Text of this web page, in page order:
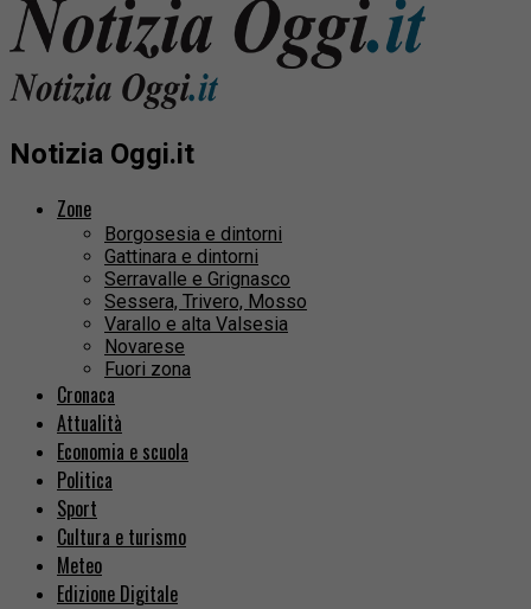
Notizia Oggi.it
Zone
Borgosesia e dintorni
Gattinara e dintorni
Serravalle e Grignasco
Sessera, Trivero, Mosso
Varallo e alta Valsesia
Novarese
Fuori zona
Cronaca
Attualità
Economia e scuola
Politica
Sport
Cultura e turismo
Meteo
Edizione Digitale